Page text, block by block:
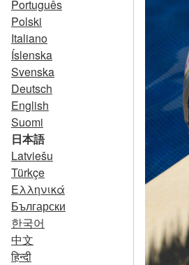
Português
Polski
Italiano
Íslenska
Svenska
Deutsch
English
Suomi
日本語
Latviešu
Türkçe
Ελληνικά
Български
한국어
中文
हिन्दी